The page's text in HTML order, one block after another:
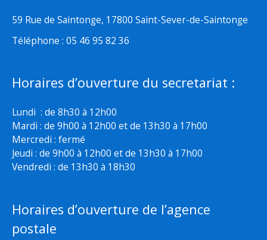
59 Rue de Saintonge, 17800 Saint-Sever-de-Saintonge
Téléphone : 05 46 95 82 36
Horaires d’ouverture du secretariat :
Lundi : de 8h30 à 12h00
Mardi : de 9h00 à 12h00 et de 13h30 à 17h00
Mercredi : fermé
Jeudi : de 9h00 à 12h00 et de 13h30 à 17h00
Vendredi : de 13h30 à 18h30
Horaires d’ouverture de l’agence
postale